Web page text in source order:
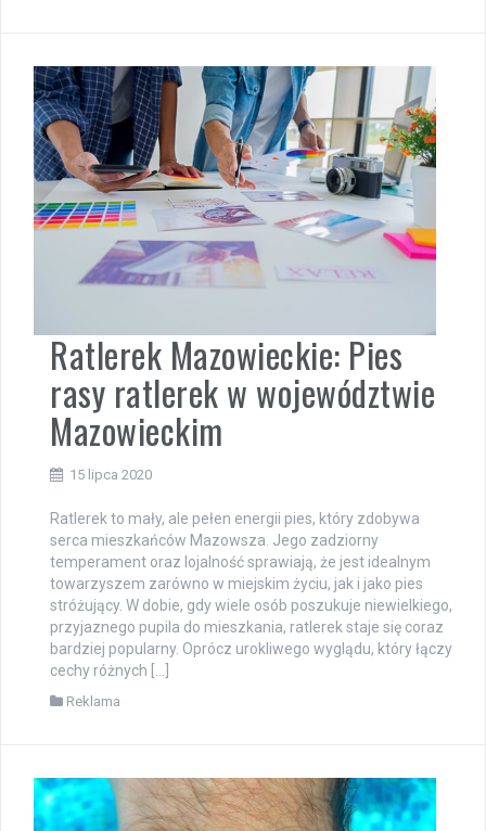
Ratlerek Mazowieckie: Pies
rasy ratlerek w województwie
Mazowieckim
15 lipca 2020
Ratlerek to mały, ale pełen energii pies, który zdobywa
serca mieszkańców Mazowsza. Jego zadziorny
temperament oraz lojalność sprawiają, że jest idealnym
towarzyszem zarówno w miejskim życiu, jak i jako pies
stróżujący. W dobie, gdy wiele osób poszukuje niewielkiego,
przyjaznego pupila do mieszkania, ratlerek staje się coraz
bardziej popularny. Oprócz urokliwego wyglądu, który łączy
cechy różnych […]
Reklama